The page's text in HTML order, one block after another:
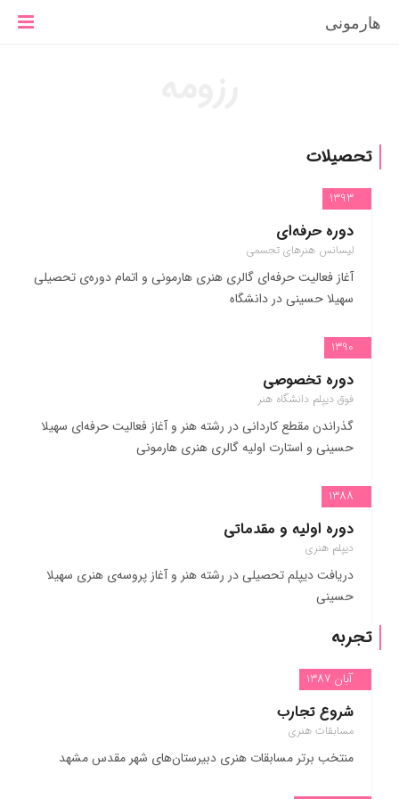
هارمونی
تحصیلات
1393
دوره حرفه‌ای
لیسانس هنرهای تجسمی
آغاز فعالیت حرفه‌ای گالری هنری هارمونی و اتمام دوره‌ی تحصیلی
سهیلا حسینی در دانشگاه
1390
دوره تخصوصی
فوق دیپلم دانشگاه هنر
گذراندن مقطع کاردانی در رشته هنر و آغاز فعالیت حرفه‌ای سهیلا
حسینی و استارت اولیه گالری هنری هارمونی
1388
دوره اولیه و مقدماتی
دیپلم هنری
دریافت دیپلم تحصیلی در رشته هنر و آغاز پروسه‌ی هنری سهیلا
حسینی
تجربه
آبان 1387
شروع تجارب
مسابقات هنری
منتخب برتر مسابقات هنری دبیرستان‌های شهر مقدس مشهد